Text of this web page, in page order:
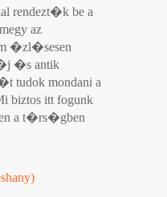
rendezt�k be a
az
�zl�sesen
�s antik
tudok mondani a
itt fogunk
a t�rs�gben